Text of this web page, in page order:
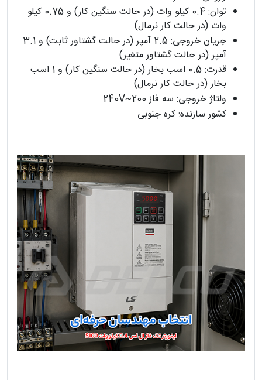
توان: 0.4 کیلو وات (در حالت سنگین کار) و 0.75 کیلو
وات (در حالت کار نرمال)
جریان خروجی: 2.5 آمپر (در حالت گشتاور ثابت) و 3.1
آمپر (در حالت گشتاور متغیر)
قدرت: 0.5 اسب بخار (در حالت سنگین کار) و 1 اسب
بخار (در حالت کار نرمال)
ولتاژ خروجی: سه فاز 200~240V
کشور سازنده: کره جنوبی